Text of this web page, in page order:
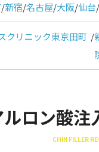
/新宿/名古屋/大阪/仙台/
クリニック東京田町 /
ロン酸注
CHIN FILLER